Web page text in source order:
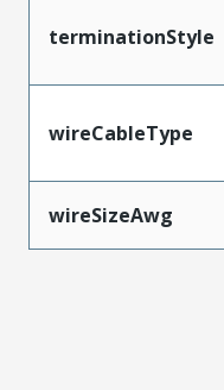
terminationStyle
wireCableType
wireSizeAwg